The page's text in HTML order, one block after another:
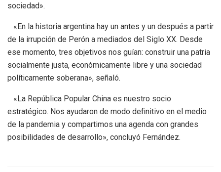
sociedad».
«En la historia argentina hay un antes y un después a partir
de la irrupción de Perón a mediados del Siglo XX. Desde
ese momento, tres objetivos nos guían: construir una patria
socialmente justa, económicamente libre y una sociedad
políticamente soberana», señaló.
«La República Popular China es nuestro socio
estratégico. Nos ayudaron de modo definitivo en el medio
de la pandemia y compartimos una agenda con grandes
posibilidades de desarrollo», concluyó Fernández.